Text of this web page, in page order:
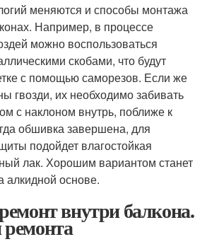
меняются и способы монтажа
Например, в процессе
можно воспользоваться
скобами, что будут
с помощью саморезов. Если же
гвозди, их необходимо забивать
с наклоном внутрь, поближе к
обшивка завершена, для
подойдет влагостойкая
лак. Хорошим вариантом станет
алкидной основе.
внутри балкона.